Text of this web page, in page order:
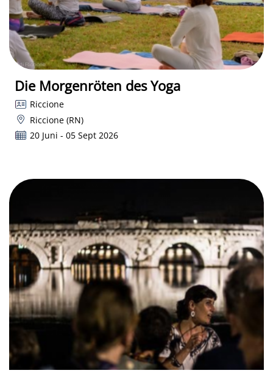
Die Morgenröten des Yoga
Riccione
Riccione (RN)
20 Juni - 05 Sept 2026